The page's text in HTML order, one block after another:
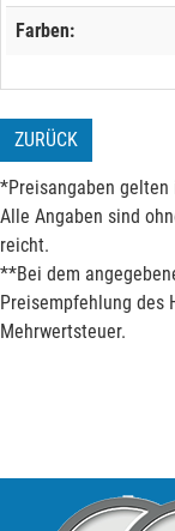
Farben:
ZURÜCK
*Preisangaben
Alle Angaben sind
reicht.
**Bei dem
Preisempfehlung des
Mehrwertsteuer.